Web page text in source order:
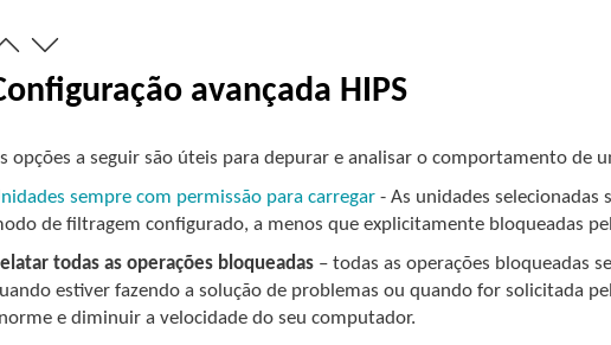
avançada HIPS
opções a seguir são úteis para depurar e analisar o comportamento de
sempre com permissão para carregar - As unidades
de filtragem configurado, a menos que explicitamente bloqueadas
todas as operações bloqueadas – todas as operações bloqueadas
estiver fazendo a solução de problemas ou quando for solicitada
e diminuir a velocidade do seu computador.